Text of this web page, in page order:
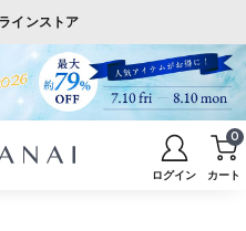
インストア
ログイン カート
0